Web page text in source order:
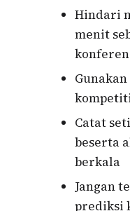
Hindari
menit
Catat
beserta
berkala
Jangan
prediksi